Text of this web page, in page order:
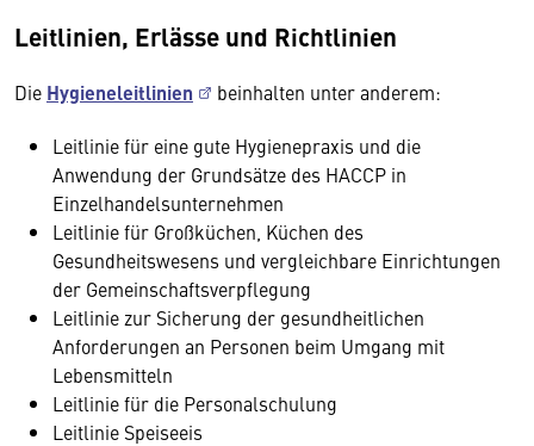
Leitlinien, Erlässe und Richtlinien
Die Hygieneleitlinien beinhalten unter anderem:
Leitlinie für eine gute Hygienepraxis und die
Anwendung der Grundsätze des HACCP in
Einzelhandelsunternehmen
Leitlinie für Großküchen, Küchen des
Gesundheitswesens und vergleichbare Einrichtungen
der Gemeinschaftsverpflegung
Leitlinie zur Sicherung der gesundheitlichen
Anforderungen an Personen beim Umgang mit
Lebensmitteln
Leitlinie für die Personalschulung
Leitlinie Speiseeis